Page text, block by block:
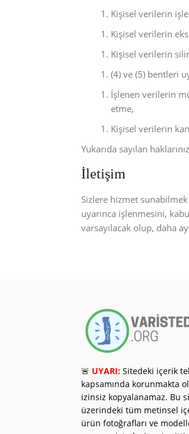
Kişisel verilerin
Kişisel verilerin
Kişisel verilerin
(4) ve (5) bentleri
İşlenen verilerin
etme,
Kişisel verilerin
Yukarıda sayılan
İletişim
Sizlere hizmet
uyarınca işlenmesini,
varsayılacak olup, daha
🚨 UYARI: Sitedeki içerik
kapsamında korunmakta
izinsiz kopyalanamaz. Bu
üzerindeki tüm metinsel
ürün fotoğrafları ve